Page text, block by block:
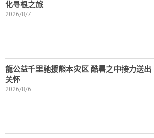
化寻根之旅
2026/8/7
龍公益千里驰援熊本灾区 酷暑之中接力送出
关怀
2026/8/6